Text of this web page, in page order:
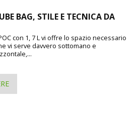
BAG, STILE E TECNICA DA
con 1, 7 L vi offre lo spazio necessario
vi serve davvero sottomano e